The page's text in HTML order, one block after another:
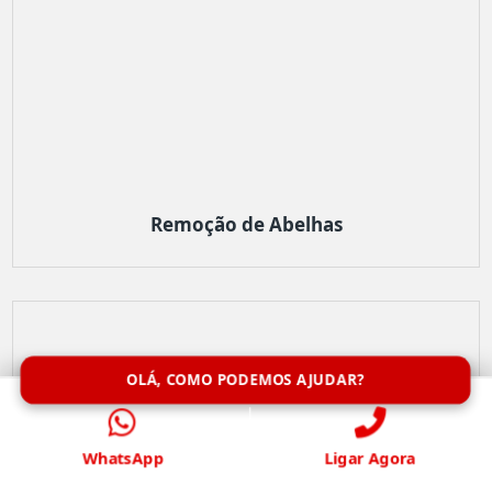
Remoção de Abelhas
OLÁ, COMO PODEMOS AJUDAR?
WhatsApp Ligar Agora